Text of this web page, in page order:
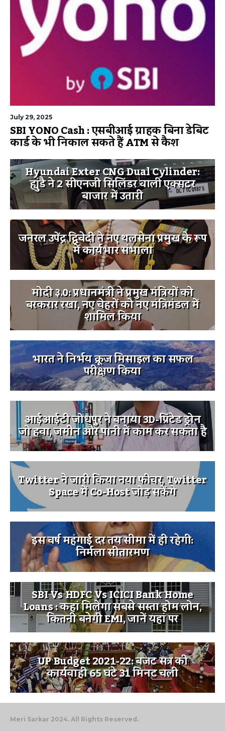
July 29, 2025
SBI YONO Cash : एसबीआई ग्राहक बिना डेबिट
कार्ड के भी निकाल सकते हैं ATM से कैश
Hyundai Exter CNG Dual Cylinder:
ह्युंडै ने 2 सीएनजी सिलिंडर वाली एक्सटर
बाजार में उतारी
जनरल उपेंद्र द्विवेदी ने नए थलसेना प्रमुख के रूप
में कार्यभार संभाला
मोदी ३.0: प्रधानमंत्री ने प्रमुख मंत्रियों को
बरकरार रखा, नए चेहरों को नए मंत्रिमंडल में
शामिल किया
भारत ने निर्भय क्रूज मिसाइल का सफल
परीक्षण किया
आईआईटी जोधपुर ने बनाया 3D-प्रिंटेड ड्रोन
जो हवा, जमीन और पानी में काम कर सकता है
Twitter ने जारी किया नया फीचर, Twitter
Space में Co-Host जोड़ सकेंगे
इस वर्ष महंगाई दर तय सीमा में ही रहेगी:
निर्मला सीतारमण
SBI Vs HDFC Vs ICICI Bank Home
Loans : कहां मिलेगा सबसे सस्ता होम लोन,
कितनी बनेगी EMI, जानें यहां पर
UP Budget 2021-22: बजट सत्र की
कार्यवाही 65 घंटे 31 मिनट चली
Meri Sarkar 2024. All Rights Reserved.